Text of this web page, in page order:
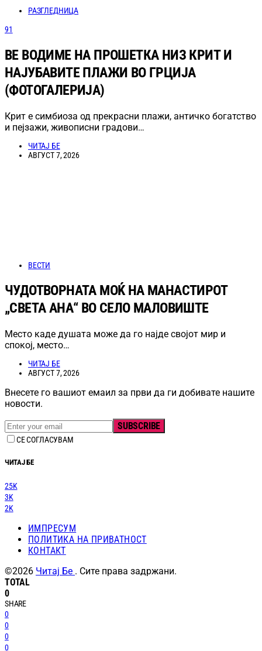
РАЗГЛЕДНИЦА
91
ВЕ ВОДИМЕ НА ПРОШЕТКА НИЗ КРИТ И
НАЈУБАВИТЕ ПЛАЖИ ВО ГРЦИЈА
(ФОТОГАЛЕРИЈА)
Крит е симбиоза од прекрасни плажи, античко богатство
и пејзажи, живописни градови…
ЧИТАЈ БЕ
АВГУСТ 7, 2026
ВЕСТИ
ЧУДОТВОРНАТА МОЌ НА МАНАСТИРОТ
„СВЕТА АНА“ ВО СЕЛО МАЛОВИШТЕ
Место каде душата може да го најде својот мир и
спокој, место…
ЧИТАЈ БЕ
АВГУСТ 7, 2026
Внесете го вашиот емаил за први да ги добивате нашите
новости.
SUBSCRIBE
СЕ СОГЛАСУВАМ
ЧИТАЈ БЕ
25K
3K
2K
ИМПРЕСУМ
ПОЛИТИКА НА ПРИВАТНОСТ
КОНТАКТ
©2026 Читај Бе . Сите права задржани.
TOTAL
0
SHARE
0
0
0
0